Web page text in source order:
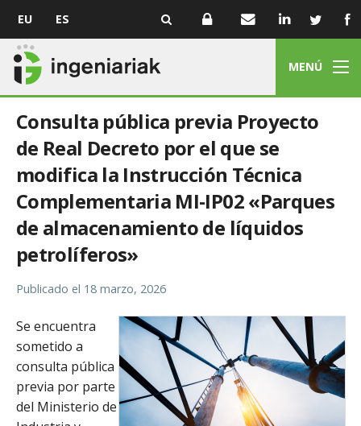
EU ES
MENÚ
Consulta pública previa Proyecto
de Real Decreto por el que se
modifica la Instrucción Técnica
Complementaria MI-IP02 «Parques
de almacenamiento de líquidos
petrolíferos»
Publicado el 18 marzo, 2026
Se encuentra
sometido a
consulta pública
previa por parte
del Ministerio de